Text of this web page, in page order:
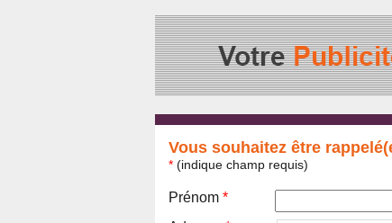
Vous souhaitez être
* (indique champ requis)
Prénom *